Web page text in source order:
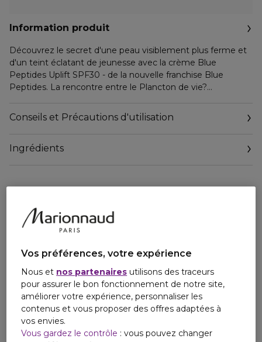
Information produit
Découvrez le secret d'une peau visiblement plus ferme et
d'un teint éclatant de jeunesse avec la crème Blue
Peptides Uplift SPF30 - de la nouvelle franchise Blue
Peptides. La rencontre entre le Plancton de vie?
boostent la production naturelle de collagène de votre
peau avec une efficacité de + 416 % (1) pour une peau plus
protection SPF pour protéger votre peau des effets
Chez BIOTHERM, nous sommes des pionniers de la
naturels, puissants et plus respectueux des océans depuis
2012 à travers le programme WATERLOVERS.
Blue Peptides Uplift SPF 30 est 100 % sans silicium pour un
fini respirant pour la peau. Les fractions de peptide de
collagène utilisées dans cette formule sont 100 % végan.
Les filtres à haut SPF sont plus respectueux de la vie
aquatique. Le pot est composé à 40 % de verre recyclé et
de plastique 100 % recyclé PCR.
(1) Test In Vitro, activité de l'association Plancton de Vie? &
Conseils et Précautions d'utilisation
Ingrédients
Vos préférences, votre expérience
Nous et nos partenaires utilisons des traceurs
pour assurer le bon fonctionnement de notre site,
améliorer votre expérience, personnaliser les
contenus et vous proposer des offres adaptées à
vos envies.
Vous gardez le contrôle : vous pouvez changer